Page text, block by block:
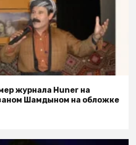
журнала Huner на
Шамдыном на обложке